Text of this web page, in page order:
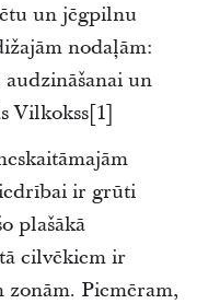
un jēgpilnu
nodaļām:
un
Vilkokss[1]
ir grūti
plašākā
cilvēkiem ir
zonām. Piemēram,